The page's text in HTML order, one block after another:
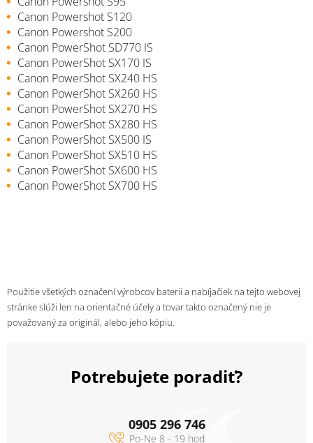
Canon Powershot S120
Canon Powershot S200
Canon PowerShot SD770 IS
Canon PowerShot SX170 IS
Canon PowerShot SX240 HS
Canon PowerShot SX260 HS
Canon PowerShot SX270 HS
Canon PowerShot SX280 HS
Canon PowerShot SX500 IS
Canon PowerShot SX510 HS
Canon PowerShot SX600 HS
Canon PowerShot SX700 HS
Použitie všetkých označení výrobcov baterií a nabíjačiek na tejto webovej
stránke slúži len na orientačné účely a tovar takto označený nie je
považovaný za originál, alebo jeho kópiu.
Potrebujete poradiť?
0905 296 746